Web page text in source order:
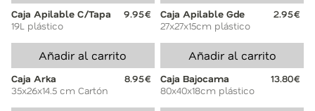
Caja Apilable C/Tapa
9.95€
19L plástico
Caja Apilable Gde
2.95€
27x27x15cm plástico
Añadir al carrito
Caja Arka
8.95€
35x26x14.5 cm Cartón
Añadir al carrito
Caja Bajocama
13.80€
80x40x18cm plástico